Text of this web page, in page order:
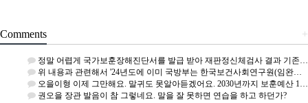
+
Comments
정말 어렵게 국가보훈장해진단서를 발급 받아 재판정신체검사 결과 기존 공상군경 7급에서 6급 2항으로 승급 되…
위 내용과 관련해서 '24년도에 이미 국방부는 한국보건사회연구원(임완섭)을 통해 군인재해보상 대상 적정성 연…
오을이형 이제 그만해요. 말귀도 못알아듣겠어요. 2030년까지 보훈예산 1%? 이전에도 1%였던적이 있는데 …
권오을 장관 발음이 참 그렇네요. 말을 잘 못하면 연습을 하고 하던가?